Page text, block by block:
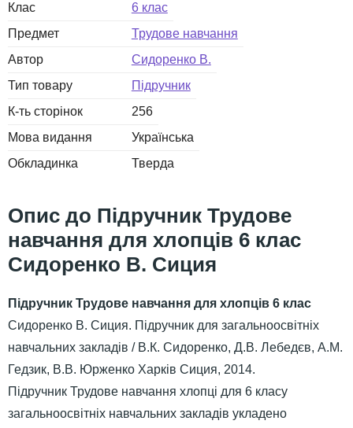
Клас
6 клас
Предмет
Трудове навчання
Автор
Сидоренко В.
Тип товару
Підручник
К-ть сторінок
256
Мова видання
Українська
Обкладинка
Тверда
Підручник Трудове
навчання для хлопців 6 клас
Сидоренко В. Сиция
Підручник Трудове навчання для хлопців 6 клас
Сидоренко В. Сиция. Підручник для загальноосвітніх
навчальних закладів / В.К. Сидоренко, Д.В. Лебедєв, А.М.
Гедзик, В.В. Юрженко Харків Сиция, 2014.
Підручник Трудове навчання хлопці для 6 класу
загальноосвітніх навчальних закладів укладено